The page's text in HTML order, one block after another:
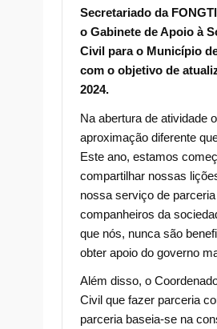
Secretariado da
o Gabinete de Apoio à
Civil para o Município
com o objetivo de
2024.
Na abertura de atividade
aproximação diferente
Este ano, estamos
compartilhar nossas
nossa serviço de
companheiros da
que nós, nunca são
obter apoio do governo
Além disso, o
Civil que fazer parceria
parceria baseia-se na